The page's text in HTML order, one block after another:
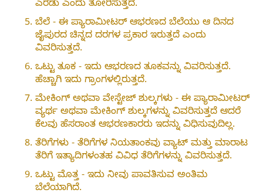
ಎರಡು ಎಂದು ತೋರಿಸುತ್ತದೆ.
ಬೆಲೆ - ಈ ಪ್ಯಾರಾಮೀಟರ್ ಆಭರಣದ ಬೆಲೆಯು ಆ ದಿನದ
ಜೈಪುರದ ಚಿನ್ನದ ದರಗಳ ಪ್ರಕಾರ ಇರುತ್ತದೆ ಎಂದು
ವಿವರಿಸುತ್ತದೆ.
ಒಟ್ಟು ತೂಕ - ಇದು ಆಭರಣದ ತೂಕವನ್ನು ವಿವರಿಸುತ್ತದೆ.
ಹೆಚ್ಚಾಗಿ ಇದು ಗ್ರಾಂಗಳಲ್ಲಿರುತ್ತದೆ.
ಮೇಕಿಂಗ್ ಅಥವಾ ವೇಸ್ಟೇಜ್ ಶುಲ್ಕಗಳು - ಈ ಪ್ಯಾರಾಮೀಟರ್
ವ್ಯರ್ಥ ಅಥವಾ ಮೇಕಿಂಗ್ ಶುಲ್ಕಗಳನ್ನು ವಿವರಿಸುತ್ತದೆ ಆದರೆ
ಕೆಲವು ಹೆಸರಾಂತ ಆಭರಣಕಾರರು ಇದನ್ನು ವಿಧಿಸುವುದಿಲ್ಲ.
ತೆರಿಗೆಗಳು - ತೆರಿಗೆಗಳ ನಿಯತಾಂಕವು ವ್ಯಾಟ್ ಮತ್ತು ಮಾರಾಟ
ತೆರಿಗೆ ಇತ್ಯಾದಿಗಳಂತಹ ವಿವಿಧ ತೆರಿಗೆಗಳನ್ನು ವಿವರಿಸುತ್ತದೆ.
ಒಟ್ಟು ಮೊತ್ತ - ಇದು ನೀವು ಪಾವತಿಸುವ ಅಂತಿಮ
ಬೆಲೆಯಾಗಿದೆ.